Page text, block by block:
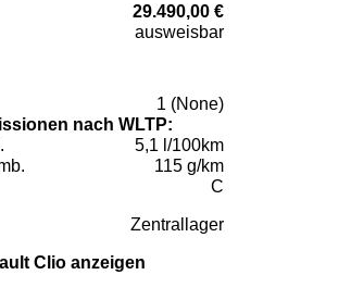
29.490,00 €
ausweisbar
1 (None)
nach WLTP:
5,1 l/100km
115 g/km
C
Zentrallager
Clio anzeigen